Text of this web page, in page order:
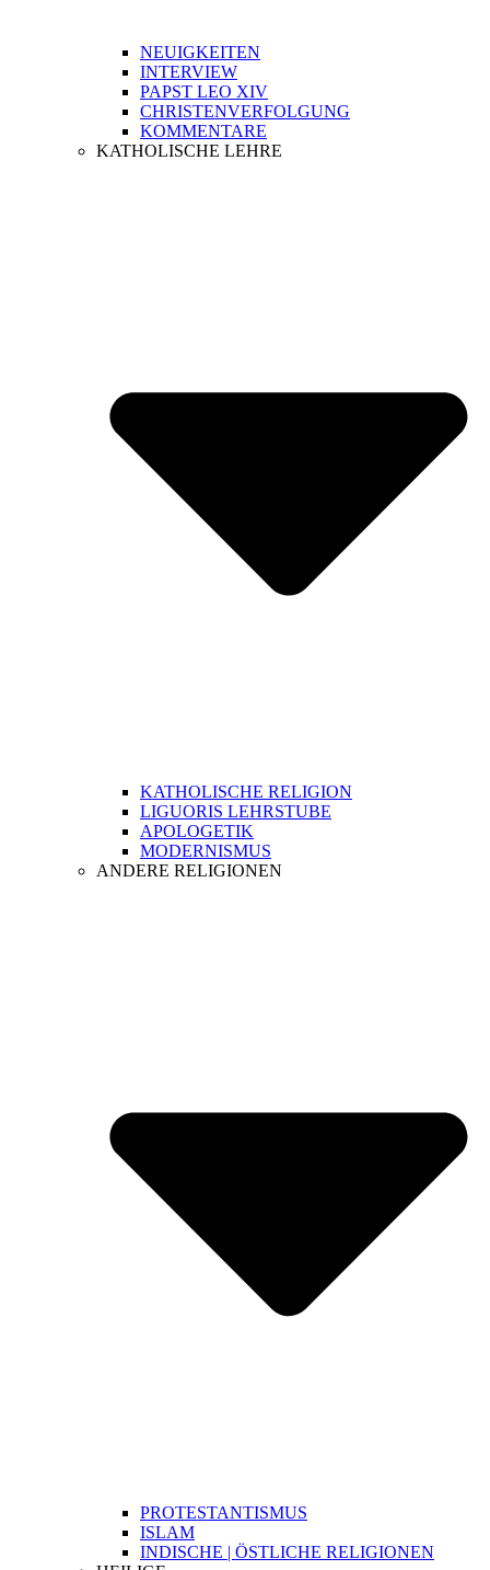
NEUIGKEITEN
INTERVIEW
PAPST LEO XIV
CHRISTENVERFOLGUNG
KOMMENTARE
KATHOLISCHE LEHRE
KATHOLISCHE RELIGION
LIGUORIS LEHRSTUBE
APOLOGETIK
MODERNISMUS
ANDERE RELIGIONEN
PROTESTANTISMUS
ISLAM
INDISCHE | ÖSTLICHE RELIGIONEN